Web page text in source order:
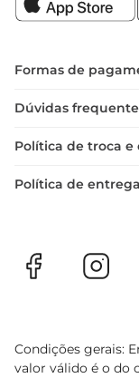
Formas de
Dúvidas
Política de troca e
Política de entrega
Condições gerais:
valor válido é o do